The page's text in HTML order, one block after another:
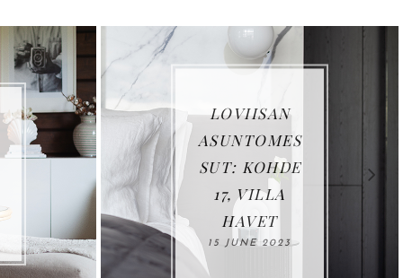
LOVIISAN
ASUNTOMES
SUT: KOHDE
17, VILLA
HAVET
15 JUNE 2023